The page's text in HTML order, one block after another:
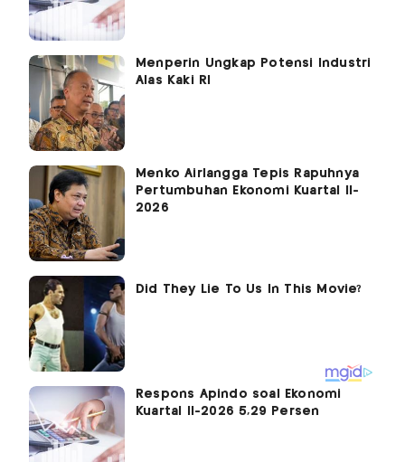
Menperin Ungkap Potensi Industri
Alas Kaki RI
Menko Airlangga Tepis Rapuhnya
Pertumbuhan Ekonomi Kuartal II-
2026
Respons Apindo soal Ekonomi
Kuartal II-2026 5,29 Persen